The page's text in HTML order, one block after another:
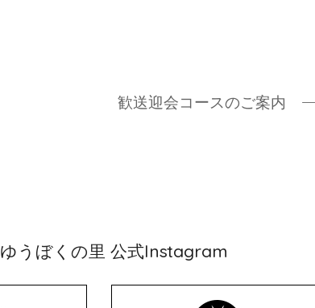
歓送迎会コースのご案内
ゆうぼくの里 公式Instagram